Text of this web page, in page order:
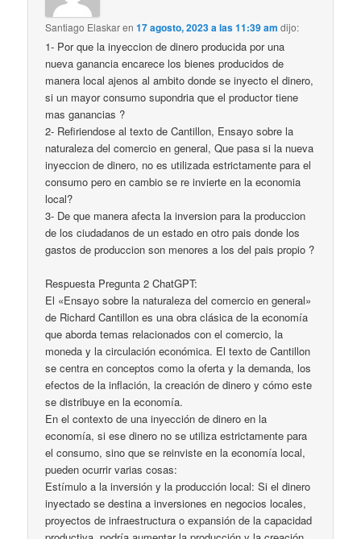
Santiago Elaskaren17 agosto, 2023 a las 11:39 am dijo:
1- Por que la inyeccion de dinero producida por una
nueva ganancia encarece los bienes producidos de
manera local ajenos al ambito donde se inyecto el dinero,
si un mayor consumo supondria que el productor tiene
mas ganancias ?
2- Refiriendose al texto de Cantillon, Ensayo sobre la
naturaleza del comercio en general, Que pasa si la nueva
inyeccion de dinero, no es utilizada estrictamente para el
consumo pero en cambio se re invierte en la economia
local?
3- De que manera afecta la inversion para la produccion
de los ciudadanos de un estado en otro pais donde los
gastos de produccion son menores a los del pais propio ?
Respuesta Pregunta 2 ChatGPT:
El «Ensayo sobre la naturaleza del comercio en general»
de Richard Cantillon es una obra clásica de la economía
que aborda temas relacionados con el comercio, la
moneda y la circulación económica. El texto de Cantillon
se centra en conceptos como la oferta y la demanda, los
efectos de la inflación, la creación de dinero y cómo este
se distribuye en la economía.
En el contexto de una inyección de dinero en la
economía, si ese dinero no se utiliza estrictamente para
el consumo, sino que se reinviste en la economía local,
pueden ocurrir varias cosas:
Estímulo a la inversión y la producción local: Si el dinero
inyectado se destina a inversiones en negocios locales,
proyectos de infraestructura o expansión de la capacidad